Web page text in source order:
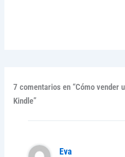
7 comentarios en “Cómo vender
Kindle”
Eva